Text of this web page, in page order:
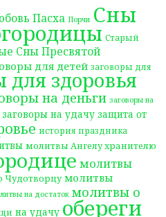
Пасха Порчи Сны
Старый
Сны Пресвятой
для детей заговоры для
для здоровья
на деньги заговоры на
заговоры на удачу защита от
история праздника
молитвы Ангелу хранителю
молитвы
молитвы
на достаток молитвы о
на удачу обереги